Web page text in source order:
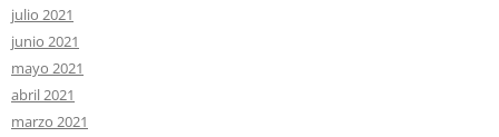
julio 2021
junio 2021
mayo 2021
abril 2021
marzo 2021